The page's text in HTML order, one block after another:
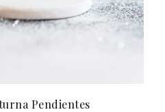
Pendientes